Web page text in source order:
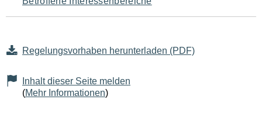
Regelungsvorhaben herunterladen (PDF)
Inhalt dieser Seite melden
(Mehr Informationen)